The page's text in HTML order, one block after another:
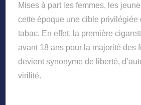
Mises à part les femmes, les
cette époque une cible privilégiée
tabac. En effet, la première
avant 18 ans pour la majorité des
devient synonyme de liberté,
virilité.